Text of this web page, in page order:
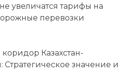
увеличатся тарифы на
перевозки
Казахстан-
значение и